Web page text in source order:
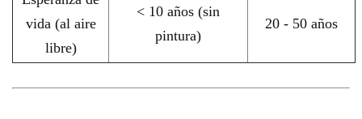
vida (al aire
libre)
< 10 años (sin
pintura)
20 - 50 años